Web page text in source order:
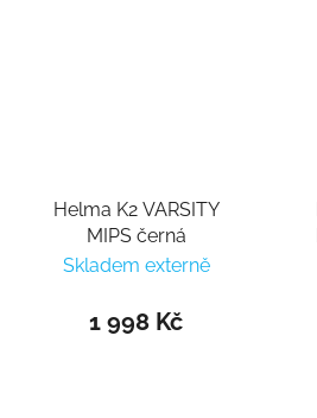
Helma K2 VARSITY
MIPS černá
Skladem externě
1 998 Kč